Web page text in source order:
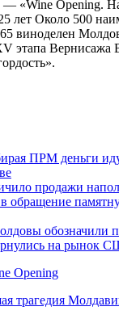
«Wine Opening.
лет Около 500
виноделен
этапа Вернисажа
ПРМ деньги
продажи
обращение
обозначили
на рынок